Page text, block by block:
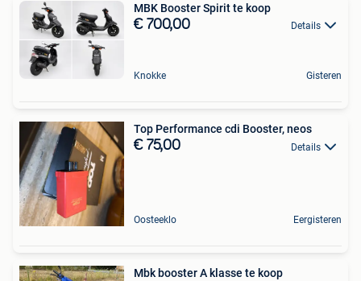
MBK Booster Spirit te koop
€ 700,00 Details
Knokke Gisteren
Top Performance cdi Booster, neos
€ 75,00 Details
Oosteeklo Eergisteren
Mbk booster A klasse te koop